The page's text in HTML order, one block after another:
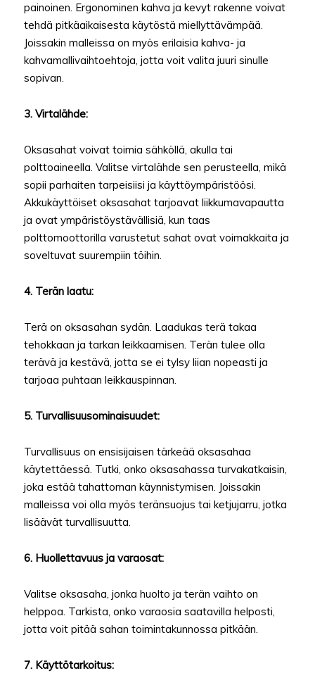
painoinen. Ergonominen kahva ja kevyt rakenne voivat
tehdä pitkäaikaisesta käytöstä miellyttävämpää.
Joissakin malleissa on myös erilaisia kahva- ja
kahvamallivaihtoehtoja, jotta voit valita juuri sinulle
sopivan.
3. Virtalähde:
Oksasahat voivat toimia sähköllä, akulla tai
polttoaineella. Valitse virtalähde sen perusteella, mikä
sopii parhaiten tarpeisiisi ja käyttöympäristöösi.
Akkukäyttöiset oksasahat tarjoavat liikkumavapautta
ja ovat ympäristöystävällisiä, kun taas
polttomoottorilla varustetut sahat ovat voimakkaita ja
soveltuvat suurempiin töihin.
4. Terän laatu:
Terä on oksasahan sydän. Laadukas terä takaa
tehokkaan ja tarkan leikkaamisen. Terän tulee olla
terävä ja kestävä, jotta se ei tylsy liian nopeasti ja
tarjoaa puhtaan leikkauspinnan.
5. Turvallisuusominaisuudet:
Turvallisuus on ensisijaisen tärkeää oksasahaa
käytettäessä. Tutki, onko oksasahassa turvakatkaisin,
joka estää tahattoman käynnistymisen. Joissakin
malleissa voi olla myös teränsuojus tai ketjujarru, jotka
lisäävät turvallisuutta.
6. Huollettavuus ja varaosat:
Valitse oksasaha, jonka huolto ja terän vaihto on
helppoa. Tarkista, onko varaosia saatavilla helposti,
jotta voit pitää sahan toimintakunnossa pitkään.
7. Käyttötarkoitus: